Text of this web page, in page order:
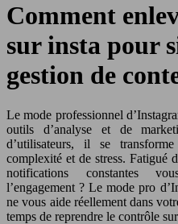
Comment
sur insta pour
gestion de
Le mode professionnel
outils d’analyse et de
d’utilisateurs, il se
complexité et de stress. Fatigué
notifications constantes
l’engagement ? Le mode pro
ne vous aide réellement dans
temps de reprendre le contrôle